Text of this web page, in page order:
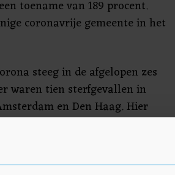
toename van 189 procent.
coronavrije gemeente in het
steeg in de afgelopen zes
waren tien sterfgevallen in
en Den Haag. Hier
tussen zitten, die nu
Vorige week meldde